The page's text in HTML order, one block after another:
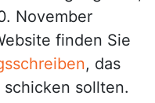
November
finden Sie
, das
sollten.